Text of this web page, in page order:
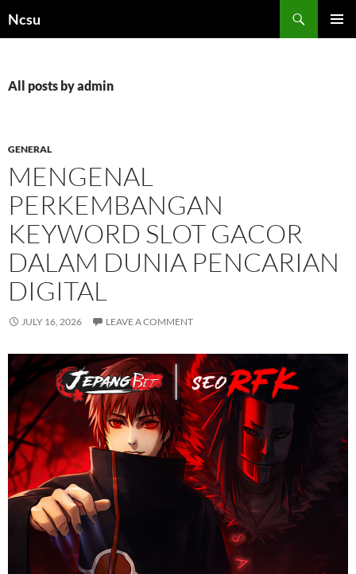
toNcsu
All posts by admin
GENERAL
MENGENAL
PERKEMBANGAN
KEYWORD SLOT GACOR
DALAM DUNIA PENCARIAN
DIGITAL
JULY 16, 2026 LEAVE A COMMENT